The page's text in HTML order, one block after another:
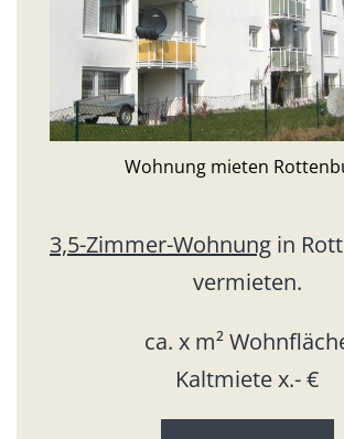
Wohnung mieten
3,5-Zimmer-Wohnung in
vermieten.
ca. x m²
Kaltmiete x.- €